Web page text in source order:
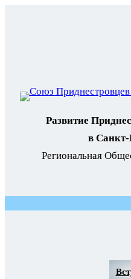
Развитие
в Санкт-
Региональная